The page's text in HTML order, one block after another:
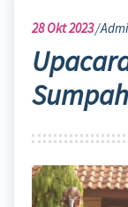
28Okt 2023